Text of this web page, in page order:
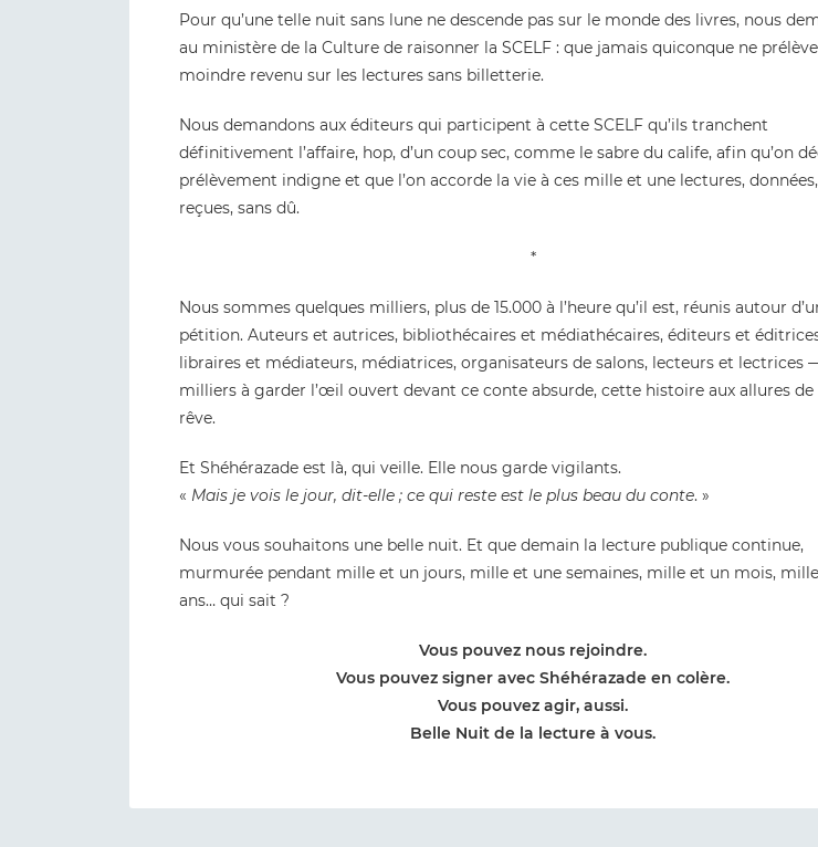
Pour qu’une telle nuit sans lune ne descende pas sur le monde des livres, nous
au ministère de la Culture de raisonner la SCELF : que jamais quiconque ne
moindre revenu sur les lectures sans billetterie.
Nous demandons aux éditeurs qui participent à cette SCELF qu’ils tranchent
définitivement l’affaire, hop, d’un coup sec, comme le sabre du calife, afin qu’on
prélèvement indigne et que l’on accorde la vie à ces mille et une lectures,
reçues, sans dû.
*
Nous sommes quelques milliers, plus de 15.000 à l’heure qu’il est, réunis autour
pétition. Auteurs et autrices, bibliothécaires et médiathécaires, éditeurs et
libraires et médiateurs, médiatrices, organisateurs de salons, lecteurs et lectrices
milliers à garder l’œil ouvert devant ce conte absurde, cette histoire aux allures de
rêve.
Et Shéhérazade est là, qui veille. Elle nous garde vigilants.
« Mais je vois le jour, dit-elle ; ce qui reste est le plus beau du conte. »
Nous vous souhaitons une belle nuit. Et que demain la lecture publique continue,
murmurée pendant mille et un jours, mille et une semaines, mille et un mois,
ans… qui sait ?
Vous pouvez nous rejoindre.
Vous pouvez signer avec Shéhérazade en colère.
Vous pouvez agir, aussi.
Belle Nuit de la lecture à vous.